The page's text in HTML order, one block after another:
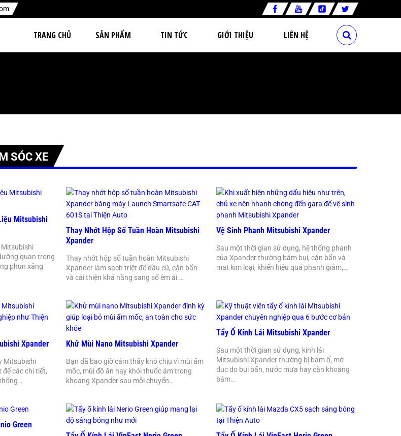
TRANG CHỦ SẢN PHẨM TIN TỨC GIỚI THIỆU LIÊN HỆ
SÓC XE
Mitsubishi
Mitsubishi
quan trọng
phun xăng
Thay Nhớt Hộp Số Tuần Hoàn Mitsubishi
Xpander
Thay nhớt hộp số tuần hoàn Mitsubishi
Xpander làm sạch triệt để dầu cũ, cặn bẩn
và cải thiện khả năng sang số êm ái.…
Vệ Sinh Phanh Mitsubishi Xpander
Sau một thời gian sử dụng, hệ thống phanh
của Xpander thường bám bụi, cặn bẩn và
mạt kim loại, khiến hiệu quả phanh giảm,…
Xpander
Mitsubishi
các chi tiết,
Khử Mùi Nano Mitsubishi Xpander
Bạn đã bao giờ cảm thấy khó chịu vì mùi ẩm
mốc, mùi đồ ăn hay khói thuốc ám trong
khoang Xpander sau mỗi chuyến…
Tẩy Ố Kính Lái Mitsubishi Xpander
Sau một thời gian sử dụng, kính lái
Mitsubishi Xpander thường bị bám ố, mờ
đục do bụi bẩn, nước mưa hay cặn khoáng
bám…
Green